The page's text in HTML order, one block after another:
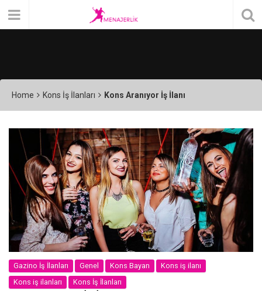
Home Kons İş İlanları Kons Aranıyor İş İlanı
Gazino İş İlanları Genel Kons Bayan
Kons iş ilanı
Kons iş ilanları
Kons İş İlanları